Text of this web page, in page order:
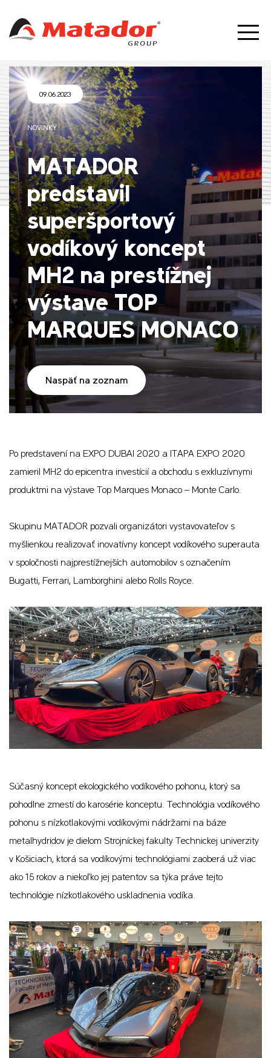
09.06.2023
NOVINKY
MATADOR
predstavil
superšportový
vodíkový koncept
MH2 na prestížnej
výstave TOP
MARQUES MONACO
Naspäť na zoznam
Po predstavení na EXPO DUBAI 2020 a ITAPA EXPO 2020
zamieril MH2 do epicentra investícií a obchodu s exkluzívnymi
produktmi na výstave Top Marques Monaco – Monte Carlo.
Skupinu MATADOR pozvali organizátori vystavovateľov s
myšlienkou realizovať inovatívny koncept vodíkového superauta
v spoločnosti najprestížnejších automobilov s označením
Bugatti, Ferrari, Lamborghini alebo Rolls Royce.
Súčasný koncept ekologického vodíkového pohonu, ktorý sa
pohodlne zmestí do karosérie konceptu. Technológia vodíkového
pohonu s nízkotlakovými vodíkovými nádržami na báze
metalhydridov je dielom Strojníckej fakulty Technickej univerzity
v Košiciach, ktorá sa vodíkovými technológiami zaoberá už viac
ako 15 rokov a niekoľko jej patentov sa týka práve tejto
technológie nízkotlakového uskladnenia vodíka.